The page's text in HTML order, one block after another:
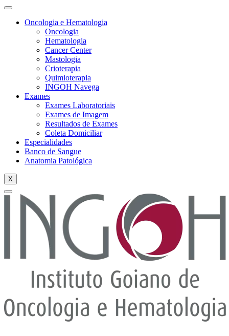
Oncologia e Hematologia
Oncologia
Hematologia
Cancer Center
Mastologia
Crioterapia
Quimioterapia
INGOH Navega
Exames
Exames Laboratoriais
Exames de Imagem
Resultados de Exames
Coleta Domiciliar
Especialidades
Banco de Sangue
Anatomia Patológica
X